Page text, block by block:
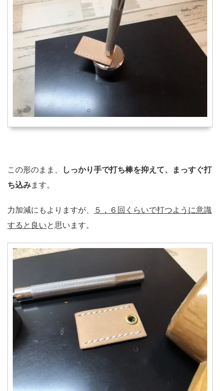
この形のまま、
しっかり手で打ち棒を抑えて、まっすぐ打
ち込みます。
力加減にもよりますが、
５，６回くらいで打つように意識
すると良いと思います。